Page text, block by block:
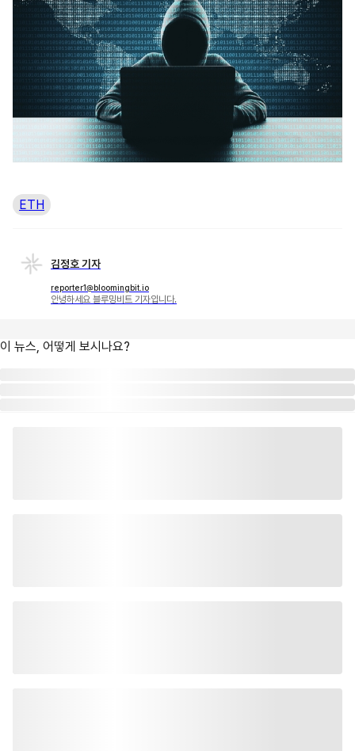
ETH
김정호 기자
reporter1@bloomingbit.io
안녕하세요 블루밍비트 기자입니다.
이 뉴스, 어떻게 보시나요?